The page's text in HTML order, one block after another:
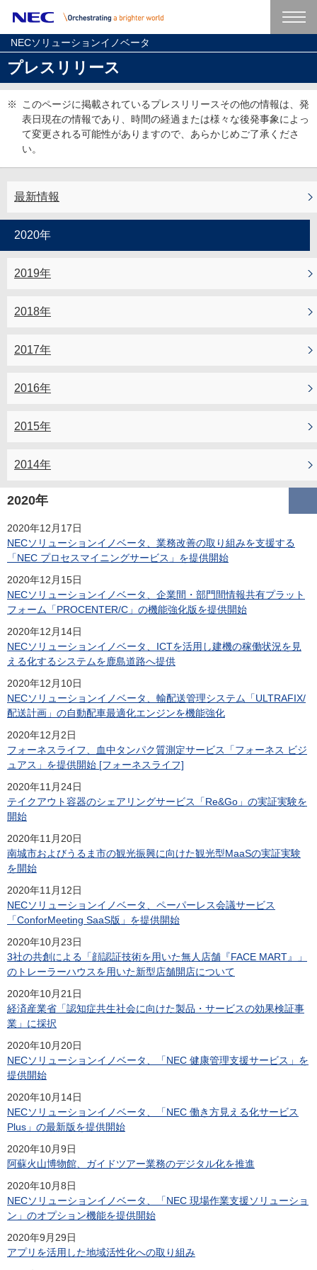
NECソリューションイノベータ
プレスリリース
※
このページに掲載されているプレスリリースその他の情報は、発
表日現在の情報であり、時間の経過または様々な後発事象によっ
て変更される可能性がありますので、あらかじめご了承くださ
い。
最新情報
2020年
2019年
2018年
2017年
2016年
2015年
2014年
2020年
2020年12月17日
NECソリューションイノベータ、業務改善の取り組みを支援する
「NEC プロセスマイニングサービス」を提供開始
2020年12月15日
NECソリューションイノベータ、企業間・部門間情報共有プラット
フォーム「PROCENTER/C」の機能強化版を提供開始
2020年12月14日
NECソリューションイノベータ、ICTを活用し建機の稼働状況を見
える化するシステムを鹿島道路へ提供
2020年12月10日
NECソリューションイノベータ、輸配送管理システム「ULTRAFIX/
配送計画」の自動配車最適化エンジンを機能強化
2020年12月2日
フォーネスライフ、血中タンパク質測定サービス「フォーネス ビジ
ュアス」を提供開始 [フォーネスライフ]
2020年11月24日
テイクアウト容器のシェアリングサービス「Re&Go」の実証実験を
開始
2020年11月20日
南城市およびうるま市の観光振興に向けた観光型MaaSの実証実験
を開始
2020年11月12日
NECソリューションイノベータ、ペーパーレス会議サービス
「ConforMeeting SaaS版」を提供開始
2020年10月23日
3社の共創による「顔認証技術を用いた無人店舗『FACE MART』」
のトレーラーハウスを用いた新型店舗開店について
2020年10月21日
経済産業省「認知症共生社会に向けた製品・サービスの効果検証事
業」に採択
2020年10月20日
NECソリューションイノベータ、「NEC 健康管理支援サービス」を
提供開始
2020年10月14日
NECソリューションイノベータ、「NEC 働き方見える化サービス
Plus」の最新版を提供開始
2020年10月9日
阿蘇火山博物館、ガイドツアー業務のデジタル化を推進
2020年10月8日
NECソリューションイノベータ、「NEC 現場作業支援ソリューショ
ン」のオプション機能を提供開始
2020年9月29日
アプリを活用した地域活性化への取り組み